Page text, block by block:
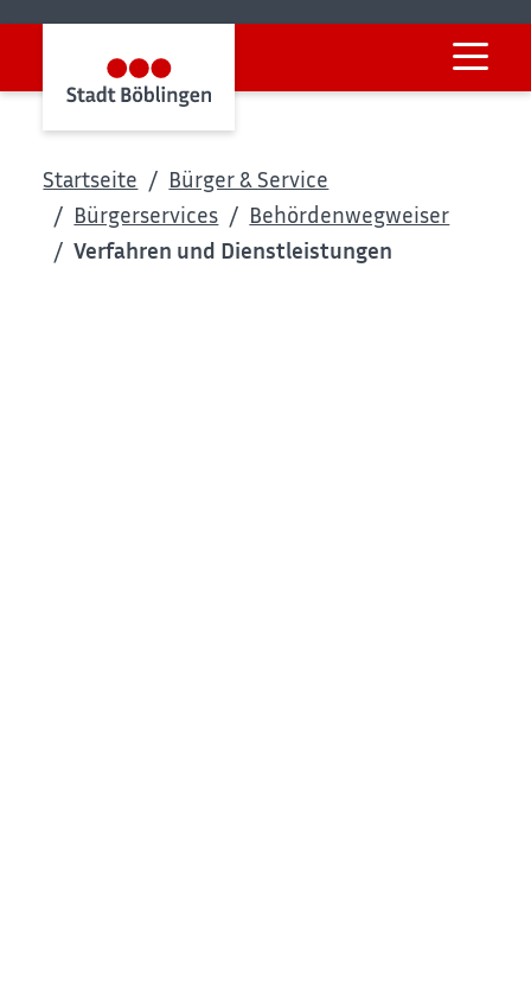
Startseite
Bürger & Service
Bürgerservices
Behördenwegweiser
Verfahren und Dienstleistungen